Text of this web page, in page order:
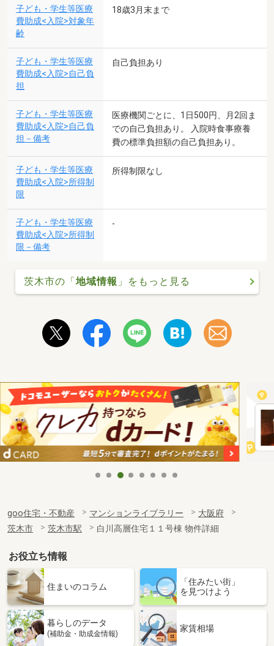
子ども・学生等医療
費助成<入院>対象年
齢
18歳3月末まで
子ども・学生等医療
費助成<入院>自己負
担
自己負担あり
子ども・学生等医療
費助成<入院>自己負
担－備考
医療機関ごとに、1日500円、月2回ま
での自己負担あり。 入院時食事療養
費の標準負担額の自己負担あり。
子ども・学生等医療
費助成<入院>所得制
限
所得制限なし
子ども・学生等医療
費助成<入院>所得制
限－備考
-
茨木市の「 地域情報 」をもっと見る
goo住宅・不動産 マンションライブラリー
大阪府
茨木市
茨木市駅 白川高層住宅１１号棟 物件詳細
お役立ち情報
住まいのコラム
「住みたい街」
を見つけよう
暮らしのデータ
(補助金・助成金情報)
家賃相場